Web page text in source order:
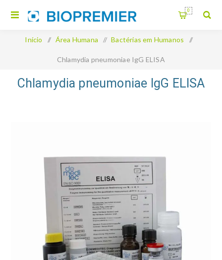
0
Início / Área Humana / Bactérias em Humanos /
Chlamydia pneumoniae IgG ELISA
Chlamydia pneumoniae IgG ELISA